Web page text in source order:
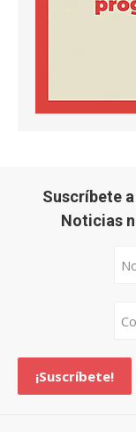
Suscríbete
Noticias